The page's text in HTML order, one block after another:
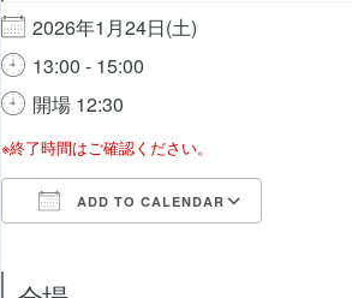
2026年1月24日(土)
13:00 - 15:00
開場 12:30
※終了時間はご確認ください。
ADD TO CALENDAR